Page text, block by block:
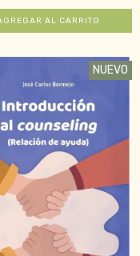
NUEVO